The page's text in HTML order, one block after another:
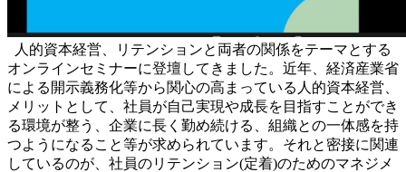
人的資本経営、リテンションと両者の関係をテーマとする
オンラインセミナーに登壇してきました。近年、経済産業省
による開示義務化等から関心の高まっている人的資本経営、
メリットとして、社員が自己実現や成長を目指すことができ
る環境が整う、企業に長く勤め続ける、組織との一体感を持
つようになること等が求められています。それと密接に関連
しているのが、社員のリテンション(定着)のためのマネジメ